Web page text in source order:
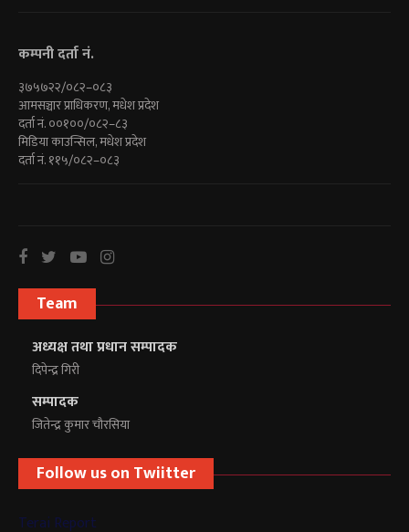
कम्पनी दर्ता नं.
३७५७२२/०८२–०८३
आमसञ्चार प्राधिकरण, मधेश प्रदेश
दर्ता नं. ००१००/०८२–८३
मिडिया काउन्सिल, मधेश प्रदेश
दर्ता नं. ११५/०८२–०८३
Team
अध्यक्ष तथा प्रधान सम्पादक
दिपेन्द्र गिरी
सम्पादक
जितेन्द्र कुमार चौरसिया
Follow us on Twiitter
Terai Report